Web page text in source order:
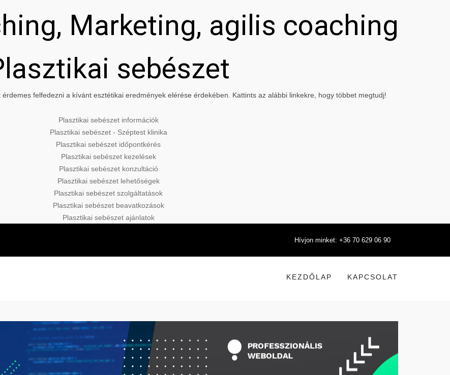
Marketing, agilis coaching
sebészet
felfedezni a kívánt esztétikai eredmények elérése érdekében. Kattints az alábbi linkekre, hogy többet megtudj!
Plasztikai sebészet információk
Plasztikai sebészet - Széptest klinika
Plasztikai sebészet időpontkérés
Plasztikai sebészet kezelések
Plasztikai sebészet konzultáció
Plasztikai sebészet lehetőségek
Plasztikai sebészet szolgáltatások
Plasztikai sebészet beavatkozások
Plasztikai sebészet ajánlatok
Hívjon minket: +36 70 629 06 90
KEZDŐLAP KAPCSOLAT